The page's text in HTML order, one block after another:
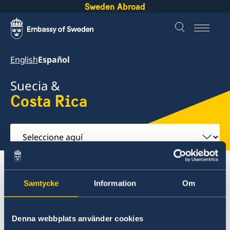
Samtycke Information Om
Denna webbplats använder cookies
Sweden Abroad
EnglishEspañol
Suecia &
Costa Rica
Seleccione
aquí
Sobre suecia Costa Rica ¿Viajar a Suecia?
¿Viajar a Suecia?